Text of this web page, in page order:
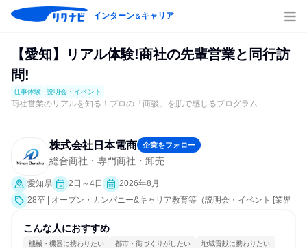
インターン＆キャリア
【愛知】リアル体験!商社の先輩営業と同行訪
問!
仕事体験 説明会・イベント
商社営業のリアルを知る！プロの「商談」を肌で感じるプログラム
株式会社日本電商 企業をフォロー
総合商社・専門商社・卸売
愛知県 2日～4日
2026年8月
28卒 | オープン・カンパニー&キャリア教育等（説明会・イベント [業界
こんな人におすすめ
機械・機器に携わりたい 都市・街づくりがしたい 地域貢献に携わりたい